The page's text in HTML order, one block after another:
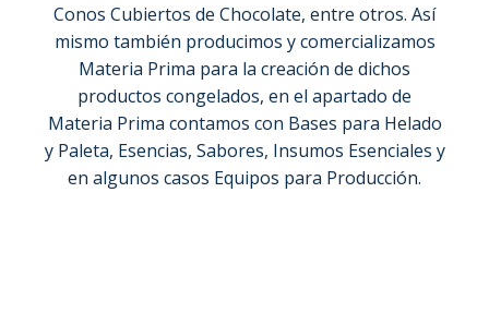
Conos Cubiertos de Chocolate, entre otros. Así
mismo también producimos y comercializamos
Materia Prima para la creación de dichos
productos congelados, en el apartado de
Materia Prima contamos con Bases para Helado
y Paleta, Esencias, Sabores, Insumos Esenciales y
en algunos casos Equipos para Producción.